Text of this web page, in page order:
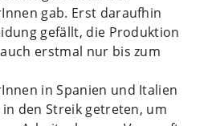
gab. Erst daraufhin
gefällt, die Produktion
erstmal nur bis zum
in Spanien und Italien
den Streik getreten, um